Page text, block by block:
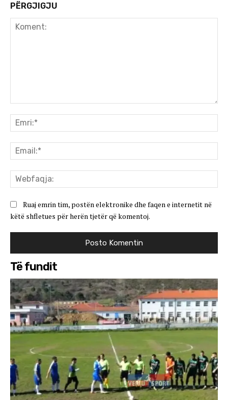
PËRGJIGJU
Ruaj emrin tim, postën elektronike dhe faqen e internetit në
këtë shfletues për herën tjetër që komentoj.
Të fundit